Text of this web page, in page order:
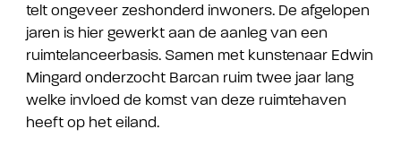
telt ongeveer zeshonderd inwoners. De afgelopen
jaren is hier gewerkt aan de aanleg van een
ruimtelanceerbasis. Samen met kunstenaar Edwin
Mingard onderzocht Barcan ruim twee jaar lang
welke invloed de komst van deze ruimtehaven
heeft op het eiland.